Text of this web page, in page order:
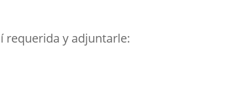
requerida y adjuntarle: